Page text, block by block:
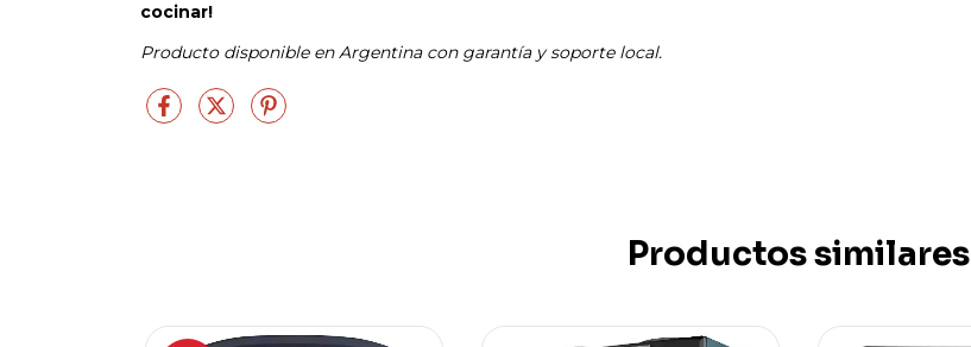
cocinar!
Producto disponible en Argentina con garantía y soporte local.
Productos similares